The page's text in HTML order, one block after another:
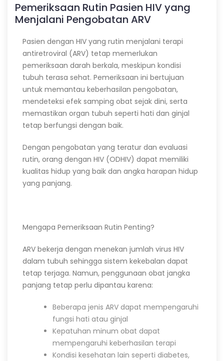
Pemeriksaan Rutin Pasien HIV yang
Menjalani Pengobatan ARV
Pasien dengan HIV yang rutin menjalani terapi
antiretroviral (ARV) tetap memerlukan
pemeriksaan darah berkala, meskipun kondisi
tubuh terasa sehat. Pemeriksaan ini bertujuan
untuk memantau keberhasilan pengobatan,
mendeteksi efek samping obat sejak dini, serta
memastikan organ tubuh seperti hati dan ginjal
tetap berfungsi dengan baik.
Dengan pengobatan yang teratur dan evaluasi
rutin, orang dengan HIV (ODHIV) dapat memiliki
kualitas hidup yang baik dan angka harapan hidup
yang panjang.
Mengapa Pemeriksaan Rutin Penting?
ARV bekerja dengan menekan jumlah virus HIV
dalam tubuh sehingga sistem kekebalan dapat
tetap terjaga. Namun, penggunaan obat jangka
panjang tetap perlu dipantau karena:
Beberapa jenis ARV dapat mempengaruhi
fungsi hati atau ginjal
Kepatuhan minum obat dapat
mempengaruhi keberhasilan terapi
Kondisi kesehatan lain seperti diabetes,